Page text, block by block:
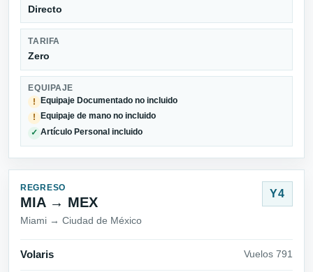
Directo
TARIFA
Zero
EQUIPAJE
!
Equipaje Documentado no incluido
! Equipaje de mano no incluido
✓ Artículo Personal incluido
REGRESO
MIA → MEX
Miami → Ciudad de México
Y4
Volaris Vuelos 791